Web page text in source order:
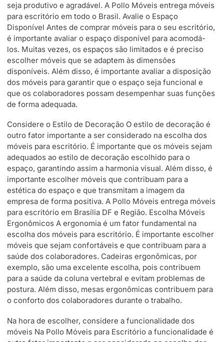
seja produtivo e agradável. A Pollo Móveis entrega móveis
para escritório em todo o Brasil. Avalie o Espaço
Disponível Antes de comprar móveis para o seu escritório,
é importante avaliar o espaço disponível para acomodá-
los. Muitas vezes, os espaços são limitados e é preciso
escolher móveis que se adaptem às dimensões
disponíveis. Além disso, é importante avaliar a disposição
dos móveis para garantir que o espaço seja funcional e
que os colaboradores possam desempenhar suas funções
de forma adequada.
Considere o Estilo de Decoração O estilo de decoração é
outro fator importante a ser considerado na escolha dos
móveis para escritório. É importante que os móveis sejam
adequados ao estilo de decoração escolhido para o
espaço, garantindo assim a harmonia visual. Além disso, é
importante escolher móveis que contribuam para a
estética do espaço e que transmitam a imagem da
empresa de forma positiva. A Pollo Móveis entrega móveis
para escritório em Brasília DF e Região. Escolha Móveis
Ergonômicos A ergonomia é um fator fundamental na
escolha dos móveis para escritório. É importante escolher
móveis que sejam confortáveis e que contribuam para a
saúde dos colaboradores. Cadeiras ergonômicas, por
exemplo, são uma excelente escolha, pois contribuem
para a saúde da coluna vertebral e evitam problemas de
postura. Além disso, mesas ergonômicas contribuem para
o conforto dos colaboradores durante o trabalho.
Na hora de escolher, considere a funcionalidade dos
móveis Na Pollo Móveis para Escritório a funcionalidade é